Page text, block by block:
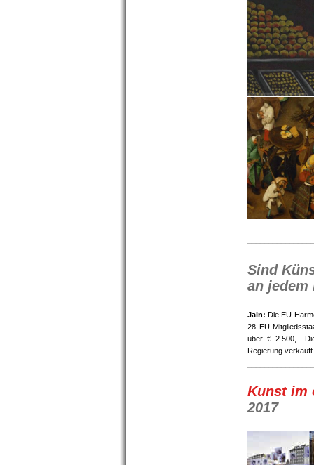
Sind
an
Jain: Die EU-
28 EU-
über € 2.500,-.
Regierung
Kunst im
2017